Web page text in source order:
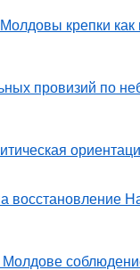
крепки как
провизий по
восстановление